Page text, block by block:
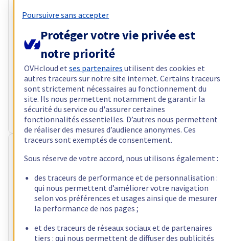
RISE-GAME-1 Frais d'installation offerts
50 500,00 CFA
TTC/mois
Configurer
Processeur AMD Ryzen 5 5600X
c /12t –3,7GHz
RAM32 Go à 64 Go
Stockage 2 x 512 Go
Bande passante publique3 Gbit/s
70 000,00 CFA
TTC/mois
Configurer
Processeur AMD Ryzen 7 5800X
t – 3,8
GHz
64 Go à 128 Go
Poursuivre sans accepter
Protéger votre vie privée est
notre priorité
OVHcloud etses partenaires utilisent des cookies et
autres traceurs sur notre site internet. Certains traceurs
sont strictement nécessaires au fonctionnement du
site. Ils nous permettent notamment de garantir la
sécurité du service ou d'assurer certaines
fonctionnalités essentielles. D’autres nous permettent
de réaliser des mesures d’audience anonymes. Ces
traceurs sont exemptés de consentement.
Sous réserve de votre accord, nous utilisons également :
des traceurs de performance et de personnalisation :
qui nous permettent d’améliorer votre navigation
selon vos préférences et usages ainsi que de mesurer
la performance de nos pages ;
et des traceurs de réseaux sociaux et de partenaires
tiers : qui nous permettent de diffuser des publicités